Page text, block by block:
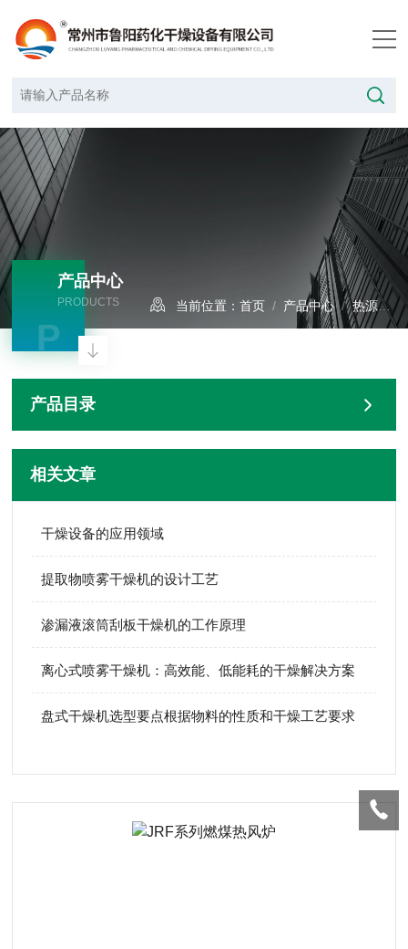
产品中心
PRODUCTS
P
当前位置：首页 / 产品中心/热源设备
产品目录
相关文章
干燥设备的应用领域
提取物喷雾干燥机的设计工艺
渗漏液滚筒刮板干燥机的工作原理
离心式喷雾干燥机：高效能、低能耗的干燥解决方案
盘式干燥机选型要点根据物料的性质和干燥工艺要求